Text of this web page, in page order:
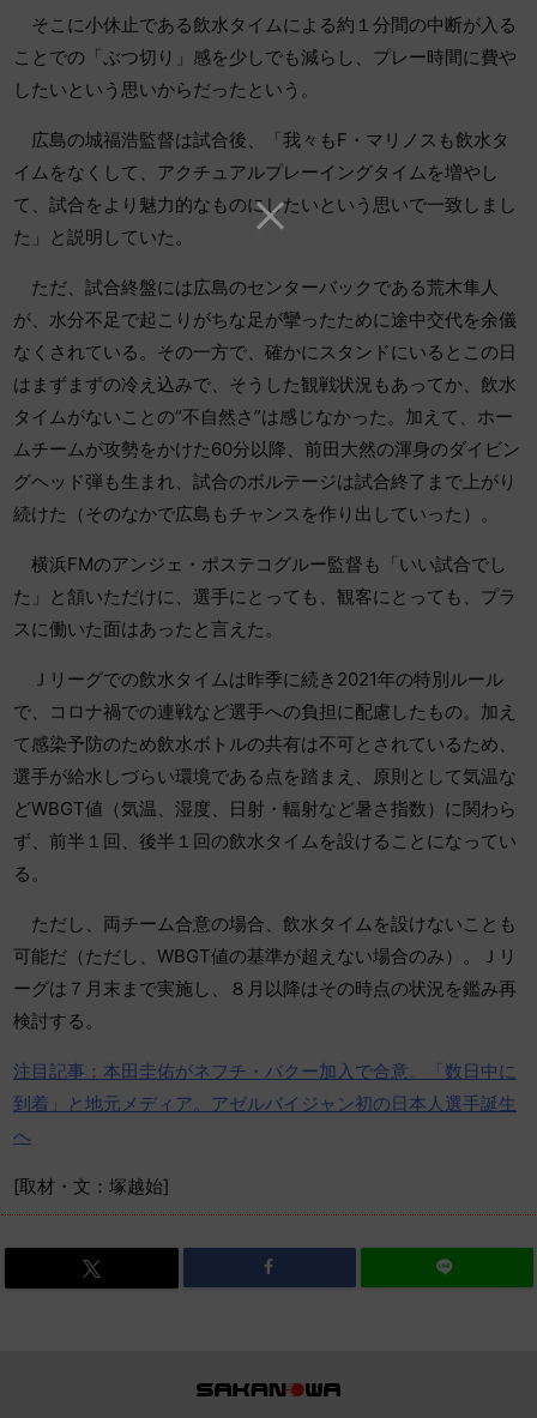
そこに小休止である飲水タイムによる約１分間の中断が入る
ことでの「ぶつ切り」感を少しでも減らし、プレー時間に費や
したいという思いからだったという。
広島の城福浩監督は試合後、「我々もF・マリノスも飲水タ
イムをなくして、アクチュアルプレーイングタイムを増やし
て、試合をより魅力的なものにしたいという思いで一致しまし
た」と説明していた。
ただ、試合終盤には広島のセンターバックである荒木隼人
が、水分不足で起こりがちな足が攣ったために途中交代を余儀
なくされている。その一方で、確かにスタンドにいるとこの日
はまずまずの冷え込みで、そうした観戦状況もあってか、飲水
タイムがないことの“不自然さ”は感じなかった。加えて、ホー
ムチームが攻勢をかけた60分以降、前田大然の渾身のダイビン
グヘッド弾も生まれ、試合のボルテージは試合終了まで上がり
続けた（そのなかで広島もチャンスを作り出していった）。
横浜FMのアンジェ・ポステコグルー監督も「いい試合でし
た」と頷いただけに、選手にとっても、観客にとっても、プラ
スに働いた面はあったと言えた。
Ｊリーグでの飲水タイムは昨季に続き2021年の特別ルール
で、コロナ禍での連戦など選手への負担に配慮したもの。加え
て感染予防のため飲水ボトルの共有は不可とされているため、
選手が給水しづらい環境である点を踏まえ、原則として気温な
どWBGT値（気温、湿度、日射・輻射など暑さ指数）に関わら
ず、前半１回、後半１回の飲水タイムを設けることになってい
る。
ただし、両チーム合意の場合、飲水タイムを設けないことも
可能だ（ただし、WBGT値の基準が超えない場合のみ）。Ｊリ
ーグは７月末まで実施し、８月以降はその時点の状況を鑑み再
検討する。
注目記事：本田圭佑がネフチ・バクー加入で合意。「数日中に
到着」と地元メディア。アゼルバイジャン初の日本人選手誕生
へ
[取材・文：塚越始]